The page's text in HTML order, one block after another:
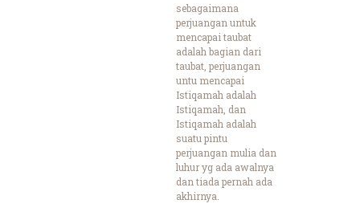
sebagaimana
perjuangan untuk
mencapai taubat
adalah bagian dari
taubat, perjuangan
untu mencapai
Istiqamah adalah
Istiqamah, dan
Istiqamah adalah
suatu pintu
perjuangan mulia dan
luhur yg ada awalnya
dan tiada pernah ada
akhirnya.